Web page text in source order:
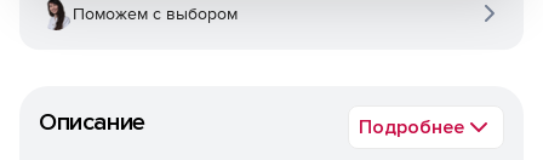
Описание Подробнее
Поможем с выбором